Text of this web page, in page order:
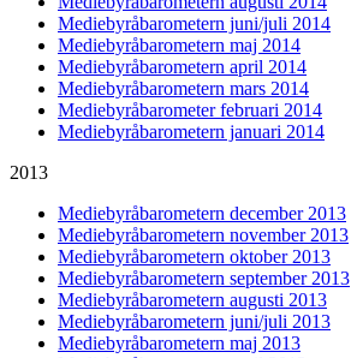
Mediebyråbarometern juni/juli 2014
Mediebyråbarometern maj 2014
Mediebyråbarometern april 2014
Mediebyråbarometern mars 2014
Mediebyråbarometer februari 2014
Mediebyråbarometern januari 2014
2013
Mediebyråbarometern december 2013
Mediebyråbarometern november 2013
Mediebyråbarometern oktober 2013
Mediebyråbarometern september 2013
Mediebyråbarometern augusti 2013
Mediebyråbarometern juni/juli 2013
Mediebyråbarometern maj 2013